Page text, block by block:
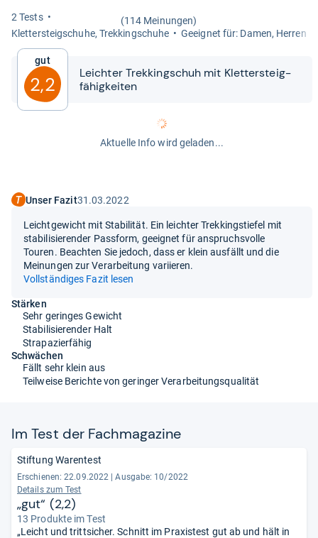
2 Tests
(114 Meinungen)
Klet­ter­steig­schuhe, Trek­kingschuhe
Geeig­net für: Damen, Her­ren
Gut
2,2
Leich­ter Trek­kingschuh mit Klet­ter­steig­
fä­hig­kei­ten
Aktuelle Info wird geladen...
Unser Fazit31.03.2022
Leichtgewicht mit Stabilität. Ein leichter Trekkingstiefel mit
stabilisierender Passform, geeignet für anspruchsvolle
Touren. Beachten Sie jedoch, dass er klein ausfällt und die
Meinungen zur Verarbeitung variieren.
Vollständiges Fazit lesen
Stärken
Sehr geringes Gewicht
Stabilisierender Halt
Strapazierfähig
Schwächen
Fällt sehr klein aus
Teilweise Berichte von geringer Verarbeitungsqualität
Im Test der Fach­ma­ga­zine
Stiftung Warentest
Erschienen: 22.09.2022 | Ausgabe: 10/2022
Details zum Test
„gut“ (2,2)
13 Produkte im Test
„Leicht und trittsicher. Schnitt im Praxistest gut ab und hält in